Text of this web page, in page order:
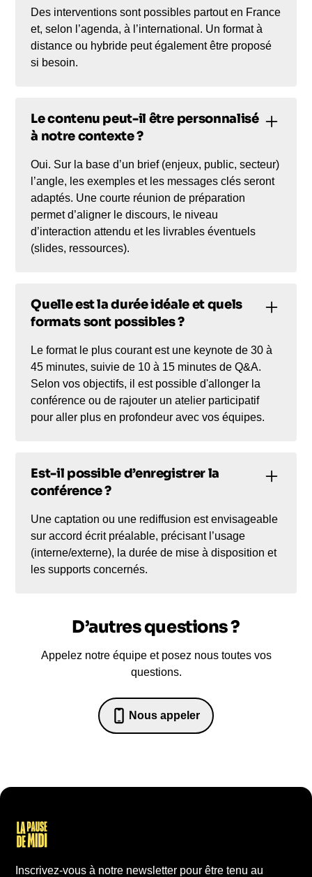
Des interventions sont possibles partout en France
et, selon l’agenda, à l’international. Un format à
distance ou hybride peut également être proposé
si besoin.
Le contenu peut-il être personnalisé
à notre contexte ?
Oui. Sur la base d’un brief (enjeux, public, secteur)
l’angle, les exemples et les messages clés seront
adaptés. Une courte réunion de préparation
permet d’aligner le discours, le niveau
d’interaction attendu et les livrables éventuels
(slides, ressources).
Quelle est la durée idéale et quels
formats sont possibles ?
Le format le plus courant est une keynote de 30 à
45 minutes, suivie de 10 à 15 minutes de Q&A.
Selon vos objectifs, il est possible d'allonger la
conférence ou de rajouter un atelier participatif
pour aller plus en profondeur avec vos équipes.
Est-il possible d’enregistrer la
conférence ?
Une captation ou une rediffusion est envisageable
sur accord écrit préalable, précisant l’usage
(interne/externe), la durée de mise à disposition et
les supports concernés.
D’autres questions ?
Appelez notre équipe et posez nous toutes vos
questions.
Nous appeler
07 82 68 65 18
Inscrivez-vous à notre newsletter pour être tenu au